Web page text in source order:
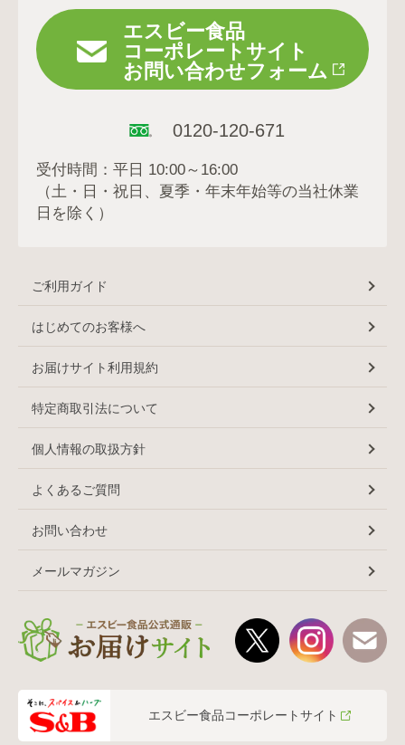
エスビー食品
コーポレートサイト
お問い合わせフォーム
0120-120-671
受付時間：平日 10:00～16:00
（土・日・祝日、夏季・年末年始等の当社休業
日を除く）
ご利用ガイド
はじめてのお客様へ
お届けサイト利用規約
特定商取引法について
個人情報の取扱方針
よくあるご質問
お問い合わせ
メールマガジン
エスビー食品コーポレートサイト